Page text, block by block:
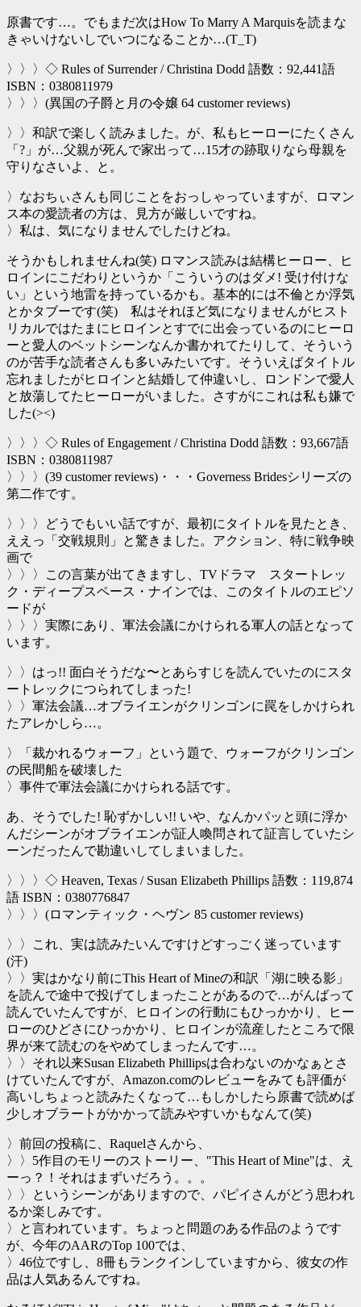
原書です…。でもまだ次はHow To Marry A Marquisを読まな
きゃいけないしでいつになることか…(T_T)
〉〉〉◇ Rules of Surrender / Christina Dodd 語数：92,441語
ISBN：0380811979
〉〉〉(異国の子爵と月の令嬢 64 customer reviews)
〉〉和訳で楽しく読みました。が、私もヒーローにたくさん
「?」が…父親が死んで家出って…15才の跡取りなら母親を
守りなさいよ、と。
〉なおちぃさんも同じことをおっしゃっていますが、ロマン
ス本の愛読者の方は、見方が厳しいですね。
〉私は、気になりませんでしたけどね。
そうかもしれませんね(笑) ロマンス読みは結構ヒーロー、ヒ
ロインにこだわりというか「こういうのはダメ! 受け付けな
い」という地雷を持っているかも。基本的には不倫とか浮気
とかタブーです(笑) 私はそれほど気になりませんがヒスト
リカルではたまにヒロインとすでに出会っているのにヒーロ
ーと愛人のベットシーンなんか書かれてたりして、そういう
のが苦手な読者さんも多いみたいです。そういえばタイトル
忘れましたがヒロインと結婚して仲違いし、ロンドンで愛人
と放蕩してたヒーローがいました。さすがにこれは私も嫌で
した(><)
〉〉〉◇ Rules of Engagement / Christina Dodd 語数：93,667語
ISBN：0380811987
〉〉〉(39 customer reviews)・・・Governess Bridesシリーズの
第二作です。
〉〉〉どうでもいい話ですが、最初にタイトルを見たとき、
ええっ「交戦規則」と驚きました。アクション、特に戦争映
画で
〉〉〉この言葉が出てきますし、TVドラマ スタートレッ
ク・ディープスペース・ナインでは、このタイトルのエピソ
ードが
〉〉〉実際にあり、軍法会議にかけられる軍人の話となって
います。
〉〉はっ!! 面白そうだな〜とあらすじを読んでいたのにスタ
ートレックにつられてしまった!
〉〉軍法会議…オブライエンがクリンゴンに罠をしかけられ
たアレかしら…。
〉「裁かれるウォーフ」という題で、ウォーフがクリンゴン
の民間船を破壊した
〉事件で軍法会議にかけられる話です。
あ、そうでした! 恥ずかしい!! いや、なんかパッと頭に浮か
んだシーンがオブライエンが証人喚問されて証言していたシ
ーンだったんで勘違いしてしまいました。
〉〉〉◇ Heaven, Texas / Susan Elizabeth Phillips 語数：119,874
語 ISBN：0380776847
〉〉〉(ロマンティック・ヘヴン 85 customer reviews)
〉〉これ、実は読みたいんですけどすっごく迷っています
(汗)
〉〉実はかなり前にThis Heart of Mineの和訳「湖に映る影」
を読んで途中で投げてしまったことがあるので…がんばって
読んでいたんですが、ヒロインの行動にもひっかかり、ヒー
ローのひどさにひっかかり、ヒロインが流産したところで限
界が来て読むのをやめてしまったんです…。
〉〉それ以来Susan Elizabeth Phillipsは合わないのかなぁとさ
けていたんですが、Amazon.comのレビューをみても評価が
高いしちょっと読みたくなって…もしかしたら原書で読めば
少しオブラートがかかって読みやすいかもなんて(笑)
〉前回の投稿に、Raquelさんから、
〉〉5作目のモリーのストーリー、"This Heart of Mine"は、え
ーっ？！それはまずいだろう。。。
〉〉というシーンがありますので、パピイさんがどう思われ
るか楽しみです。
〉と言われています。ちょっと問題のある作品のようです
が、今年のAARのTop 100では、
〉46位ですし、8冊もランクインしていますから、彼女の作
品は人気あるんですね。